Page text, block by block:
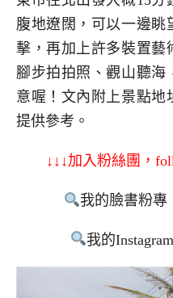
腹地遼闊，可以一邊眺
擊，再加上許多裝置藝
腳步拍拍照、觀山聽海
意喔！文內附上景點地
提供參考。
↓↓↓加入粉絲團，
我的臉書粉專
我的Instagram